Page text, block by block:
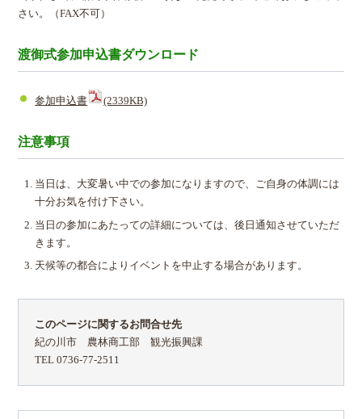
さい。（FAX不可）
渡御式参加申込書ダウンロード
参加申込書 (2339KB)
注意事項
当日は、大変暑い中での参加になりますので、ご自身の体調には
十分お気を付け下さい。
当日の参加にあたっての詳細については、後日通知させていただ
きます。
天候等の都合によりイベントを中止する場合があります。
このページに関するお問合せ先
紀の川市 農林商工部 観光振興課
TEL 0736-77-2511